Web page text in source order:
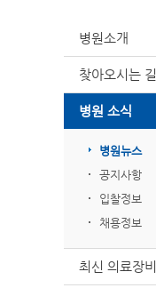
병원소개
찾아오시는 길
병원 소식
병원뉴스
공지사항
입찰정보
채용정보
최신 의료장비